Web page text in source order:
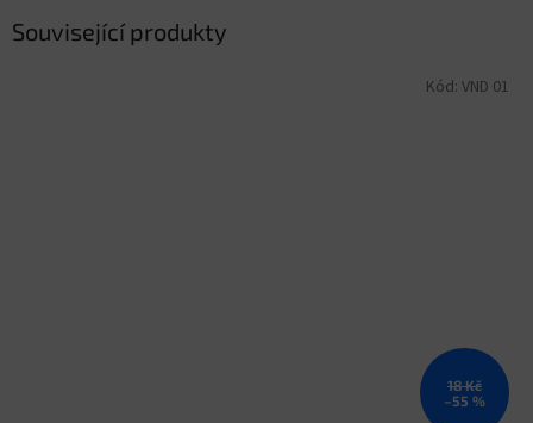
Související produkty
18 Kč
–55 %
Kód: VND 01